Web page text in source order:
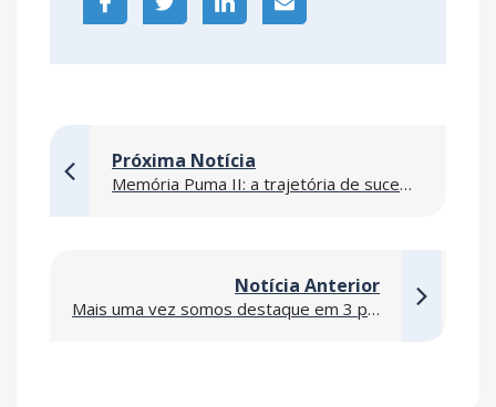
Próxima Notícia
Memória Puma II: a trajetória de sucesso da Linha de Fibras
Notícia Anterior
Mais uma vez somos destaque em 3 plantas do Projeto PUMA II